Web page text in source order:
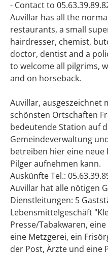
- Contact to
Auvillar has all the
restaurants, a small
hairdresser, chemist,
doctor, dentist and a
to welcome all pilgrims,
and on horseback.
Auvillar, ausgeszeichnet
schönsten Ortschaften
bedeutende Station auf
Gemeindeverwaltung
betreiben hier eine neue
Pilger aufnehmen kann.
Auskünfte Tel.:
Auvillar hat alle nötigen
Dienstleitungen: 5
Lebensmittelgeschäft
Presse/Tabakwaren,
eine Metzgerei, ein
der Post, Ärzte und eine